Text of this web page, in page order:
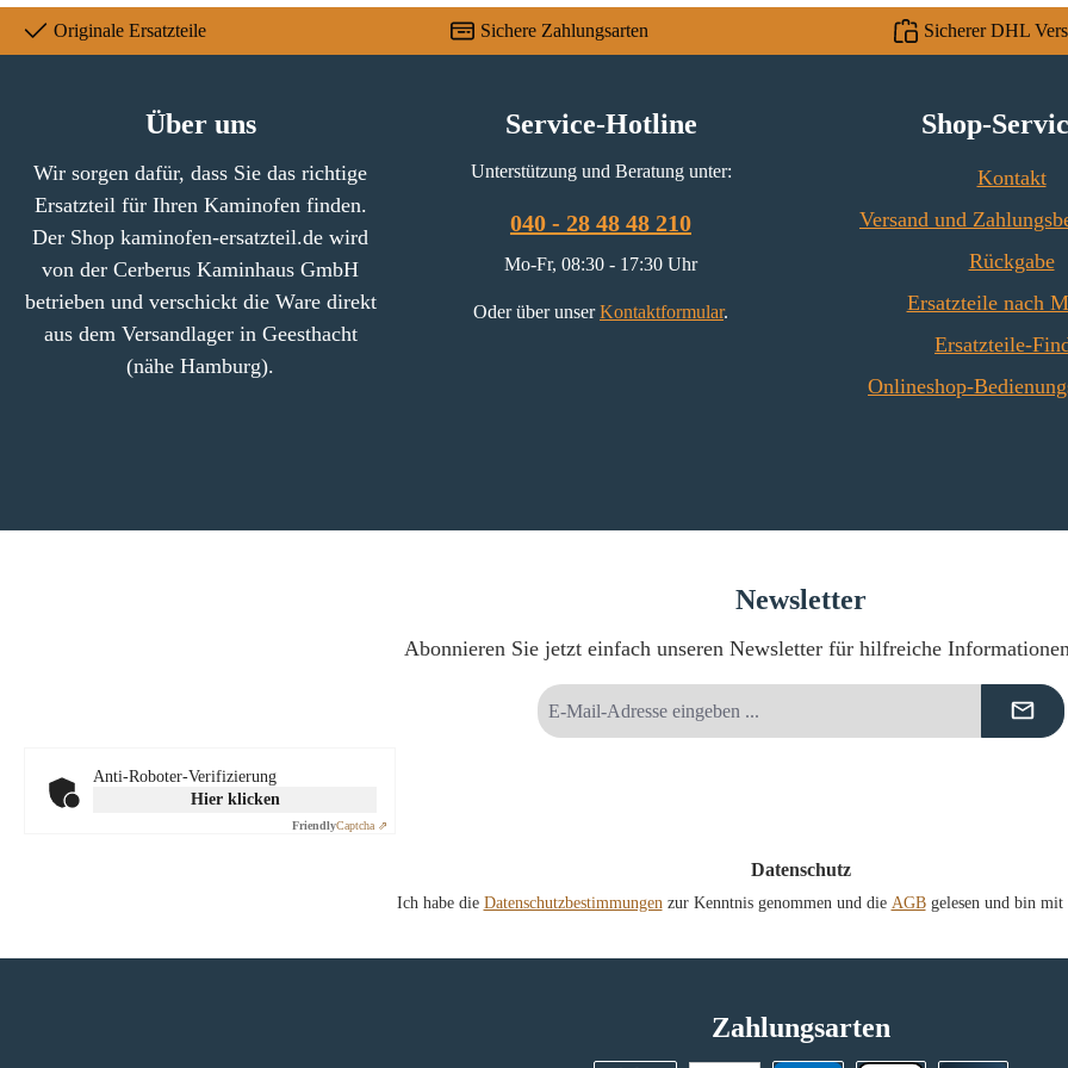
Originale Ersatzteile Sichere Zahlungsarten Sicherer DHL
Über uns
Wir sorgen dafür, dass Sie das richtige
Ersatzteil für Ihren Kaminofen finden.
Der Shop kaminofen-ersatzteil.de wird
von der Cerberus Kaminhaus GmbH
betrieben und verschickt die Ware direkt
aus dem Versandlager in Geesthacht
(nähe Hamburg).
Service-Hotline
Unterstützung und Beratung unter:
040 - 28 48 48 210
Mo-Fr, 08:30 - 17:30 Uhr
Oder über unserKontaktformular.
Shop-
Kontakt
Versand und
Rückgabe
Ersatzteile nach
Ersatzteile-
Onlineshop-
Newsletter
Abonnieren Sie jetzt einfach unseren Newsletter für hilfreiche
E-
Mail-
Anti-Roboter-Verifizierung
Hier klicken
FriendlyCaptcha ⇗
Datenschutz
Ich habe die Datenschutzbestimmungenzur Kenntnis genommen und die AGBgelesen und bin mit
Zahlungsarten